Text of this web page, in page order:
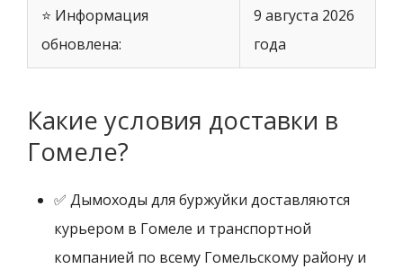
⭐ Информация
обновлена:
9 августа 2026
года
Какие условия доставки в
Гомеле?
✅ Дымоходы для буржуйки доставляются
курьером в Гомеле и транспортной
компанией по всему Гомельскому району и